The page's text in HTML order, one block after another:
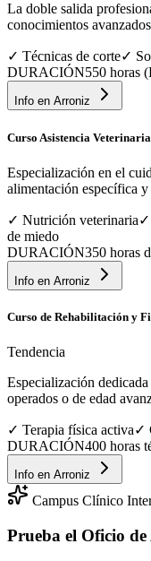
La doble salida
conocimientos
✓ Técnicas de corte✓
DURACIÓN550 horas
Info en Arroniz
Curso Asistencia Veterinaria
Especialización en el
alimentación específica
✓ Nutrición veterinaria✓
de miedo
DURACIÓN350 horas
Info en Arroniz
Curso de Rehabilitación y
Tendencia
Especialización
operados o de edad
✓ Terapia física activa✓
DURACIÓN400 horas
Info en Arroniz
Campus Clínico
Prueba el Oficio de